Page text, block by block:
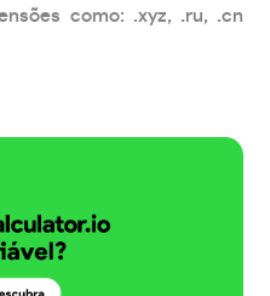
como: .xyz, .ru, .cn